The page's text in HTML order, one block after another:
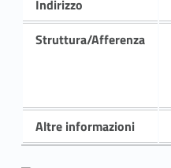
Indirizzo
Struttura/Afferenza
Altre informazioni